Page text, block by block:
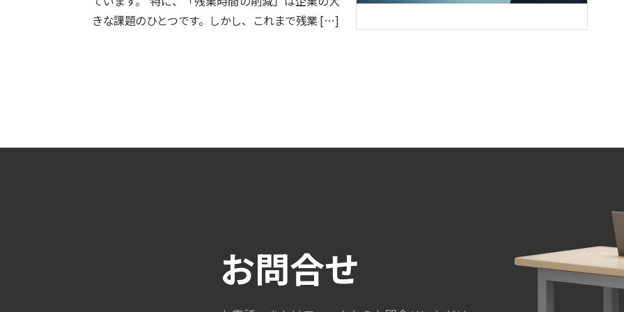
きな課題のひとつです。しかし、これまで残業 […]
お問合せ